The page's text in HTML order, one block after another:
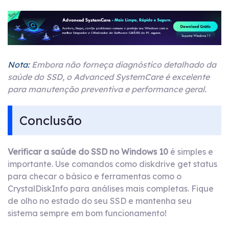
Nota: Embora não forneça diagnóstico detalhado da
saúde do SSD, o Advanced SystemCare é excelente
para manutenção preventiva e performance geral.
Conclusão
Verificar a saúde do SSD no Windows 10 é simples e
importante. Use comandos como diskdrive get status
para checar o básico e ferramentas como o
CrystalDiskInfo para análises mais completas. Fique
de olho no estado do seu SSD e mantenha seu
sistema sempre em bom funcionamento!